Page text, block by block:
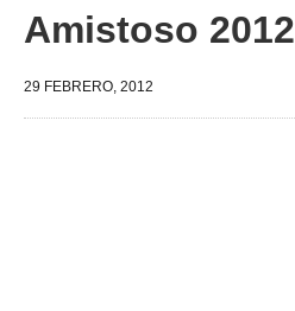
Amistoso 2012
29 FEBRERO, 2012